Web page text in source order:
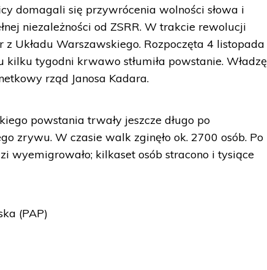
domagali się przywrócenia wolności słowa i
niezależności od ZSRR. W trakcie rewolucji
z Układu Warszawskiego. Rozpoczęta 4 listopada
tygodni krwawo stłumiła powstanie. Władzę
rząd Janosa Kadara.
powstania trwały jeszcze długo po
zrywu. W czasie walk zginęło ok. 2700 osób. Po
wyemigrowało; kilkaset osób stracono i tysiące
(PAP)